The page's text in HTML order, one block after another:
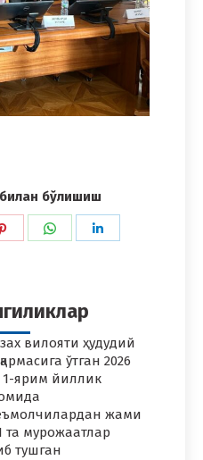
бўлишиш
Share
Share
вилояти ҳудудий
ўтган 2026
ярим йиллик
жами
та мурожаатлар
тушган